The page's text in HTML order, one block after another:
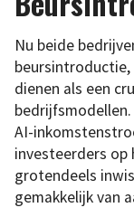
Nu beide
dienen als een
AI-
investeerders op
grotendeels
gemakkelijk van